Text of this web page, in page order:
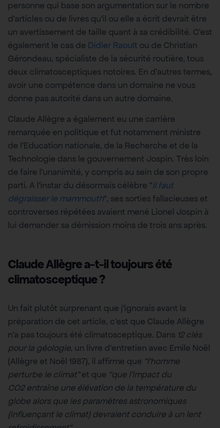
personne qui base son argumentation sur le nombre
d’articles ou de livres qu’il ou elle a écrit devrait être
un avertissement de taille quant à sa crédibilité. C’est
également le cas de Didier Raoult ou de Christian
Gérondeau, spécialiste de la sécurité routière, tous
deux climatosceptiques notoires. En d’autres termes,
avoir une compétence dans un domaine ne vous
donne pas autorité dans un autre domaine.
Claude Allègre a également eu une carrière
remarquée en politique et fut notamment ministre
de l’Education nationale, de la Recherche et de la
Technologie dans le gouvernement Jospin. Très loin
de faire l’unanimité, y compris au sein de son propre
parti. A l’instar du désormais célèbre “il faut
dégraisser le mammouth“, ses sorties fallacieuses et
controverses répétées avaient mené Lionel Jospin à
lui demander sa démission moins de trois ans après.
Claude Allègre a-t-il toujours été
climatosceptique ?
Un fait plutôt surprenant que j’ignorais avant la
préparation de cet article, c’est que Claude Allègre
n’a pas toujours été climatosceptique. Dans 12 clés
pour la géologie, un livre d’entretien avec Emile Noël
(Allègre et Noël 1987), il affirme que “l’homme
perturbe le climat”et que “que l’impact du
CO2 entraîne une élévation de la température du
globe alors que les paramètres astronomiques
(influençant le climat) devraient conduire à un lent